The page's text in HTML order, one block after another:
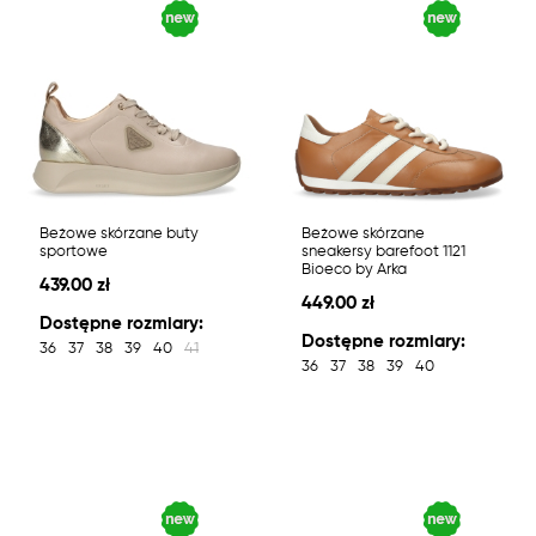
Beżowe skórzane buty
sportowe
439.00 zł
Dostępne rozmiary:
36 37 38 39 40 41
Beżowe skórzane
sneakersy barefoot 1121
Bioeco by Arka
449.00 zł
Dostępne rozmiary:
36 37 38 39 40